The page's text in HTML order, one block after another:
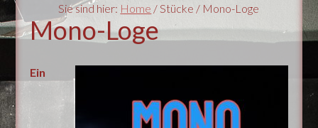
Sie sind hier: Home / Stücke / Mono-Loge
Mono-Loge
Ein